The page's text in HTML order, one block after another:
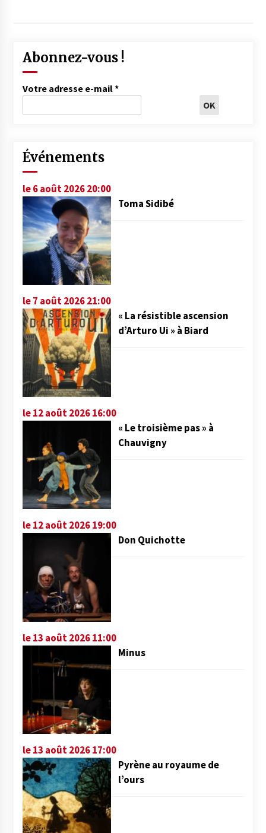
Abonnez-vous !
Votre adresse e-mail*
Événements
le 6 août 2026 20:00
Toma Sidibé
le 7 août 2026 21:00
« La résistible ascension
d’Arturo Ui » à Biard
le 12 août 2026 16:00
« Le troisième pas » à
Chauvigny
le 12 août 2026 19:00
Don Quichotte
le 13 août 2026 11:00
Minus
le 13 août 2026 17:00
Pyrène au royaume de
l’ours